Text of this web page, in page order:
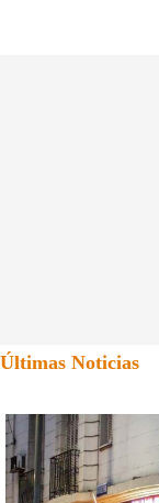
Últimas Noticias